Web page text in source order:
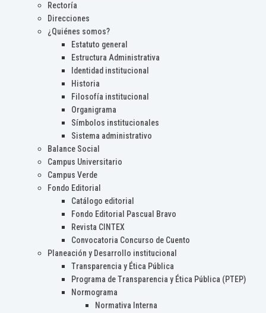
Rectoría
Direcciones
¿Quiénes somos?
Estatuto general
Estructura Administrativa
Identidad institucional
Historia
Filosofía institucional
Organigrama
Símbolos institucionales
Sistema administrativo
Balance Social
Campus Universitario
Campus Verde
Fondo Editorial
Catálogo editorial
Fondo Editorial Pascual Bravo
Revista CINTEX
Convocatoria Concurso de Cuento
Planeación y Desarrollo institucional
Transparencia y Ética Pública
Programa de Transparencia y Ética Pública (PTEP)
Normograma
Normativa Interna